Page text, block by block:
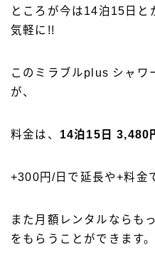
ところが今は14泊15日と
気軽に!!
このミラブルplus シャワ
が、
料金は、 14泊15日 3,480
+300円/日で延長や+料金
また月額レンタルならも
をもらうことができます。